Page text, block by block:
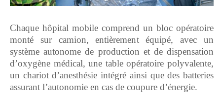
‎Chaque hôpital mobile comprend un bloc opératoire
monté sur camion, entièrement équipé, avec un
système autonome de production et de dispensation
d’oxygène médical, une table opératoire polyvalente,
un chariot d’anesthésie intégré ainsi que des batteries
assurant l’autonomie en cas de coupure d’énergie.